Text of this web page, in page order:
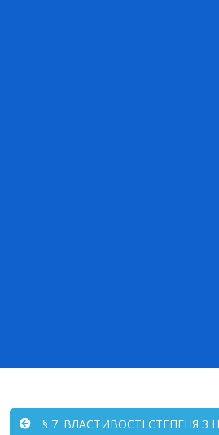
§ 7. ВЛАСТИВОСТІ СТЕПЕНЯ З